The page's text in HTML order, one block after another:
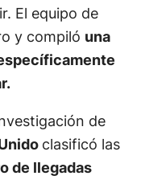
El equipo de
y compiló una
de
clasificó las
de llegadas